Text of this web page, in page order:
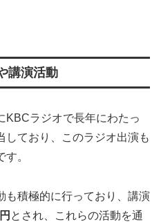
講演活動
KBCラジオで長年にわたっ
しており、このラジオ出演も
。
も積極的に行っており、講演
とされ、これらの活動を通